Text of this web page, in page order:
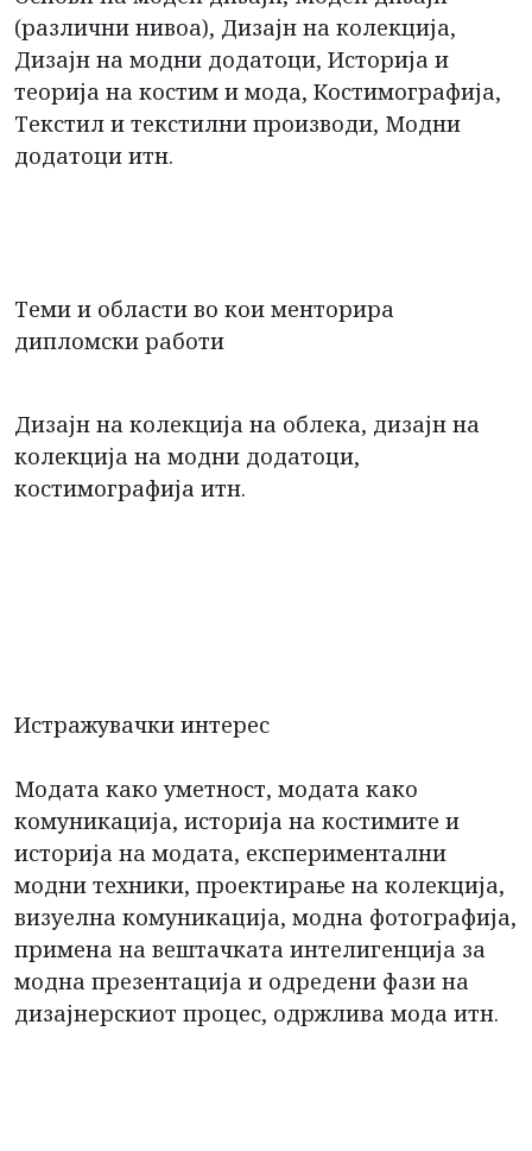
(различни нивоа), Дизајн на колекција,
Дизајн на модни додатоци, Историја и
теорија на костим и мода, Костимографија,
Текстил и текстилни производи, Модни
додатоци итн.
Теми и области во кои менторира
дипломски работи
Дизајн на колекција на облека, дизајн на
колекција на модни додатоци,
костимографија итн.
Истражувачки интерес
Модата како уметност, модата како
комуникација, историја на костимите и
историја на модата, експериментални
модни техники, проектирање на колекција,
визуелна комуникација, модна фотографија,
примена на вештачката интелигенција за
модна презентација и одредени фази на
дизајнерскиот процес, одржлива мода итн.